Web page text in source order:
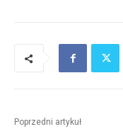
Poprzedni artykuł